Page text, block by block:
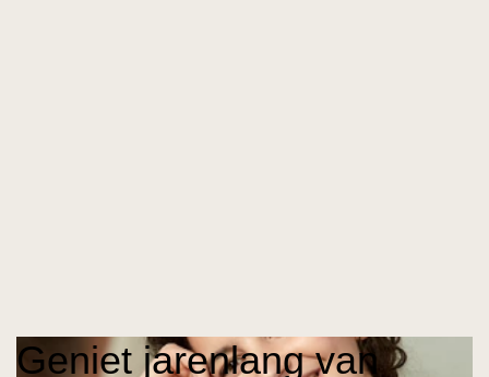
Geniet jarenlang van